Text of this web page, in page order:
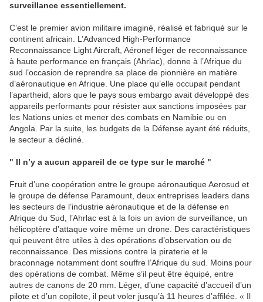
surveillance essentiellement.
C’est le premier avion militaire imaginé, réalisé et fabriqué sur le
continent africain. L’Advanced High-Performance
Reconnaissance Light Aircraft, Aéronef léger de reconnaissance
à haute performance en français (Ahrlac), donne à l’Afrique du
sud l’occasion de reprendre sa place de pionnière en matière
d’aéronautique en Afrique. Une place qu’elle occupait pendant
l’apartheid, alors que le pays sous embargo avait développé des
appareils performants pour résister aux sanctions imposées par
les Nations unies et mener des combats en Namibie ou en
Angola. Par la suite, les budgets de la Défense ayant été réduits,
le secteur a décliné.
" Il n’y a aucun appareil de ce type sur le marché "
Fruit d’une coopération entre le groupe aéronautique Aerosud et
le groupe de défense Paramount, deux entreprises leaders dans
les secteurs de l’industrie aéronautique et de la défense en
Afrique du Sud, l’Ahrlac est à la fois un avion de surveillance, un
hélicoptère d’attaque voire même un drone. Des caractéristiques
qui peuvent être utiles à des opérations d’observation ou de
reconnaissance. Des missions contre la piraterie et le
braconnage notamment dont souffre l’Afrique du sud. Moins pour
des opérations de combat. Même s’il peut être équipé, entre
autres de canons de 20 mm. Léger, d’une capacité d’accueil d’un
pilote et d’un copilote, il peut voler jusqu’à 11 heures d’affilée. « Il